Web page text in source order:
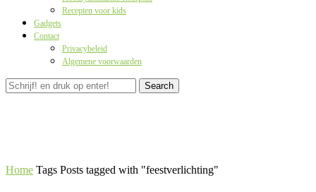
Recepten voor kids
Gadgets
Contact
Privacybeleid
Algemene voorwaarden
Search
Home Tags Posts tagged with "feestverlichting"